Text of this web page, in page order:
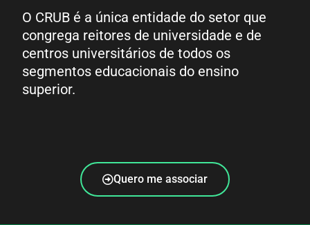
O CRUB é a única entidade do setor que
congrega reitores de universidade e de
centros universitários de todos os
segmentos educacionais do ensino
superior.
Quero me associar